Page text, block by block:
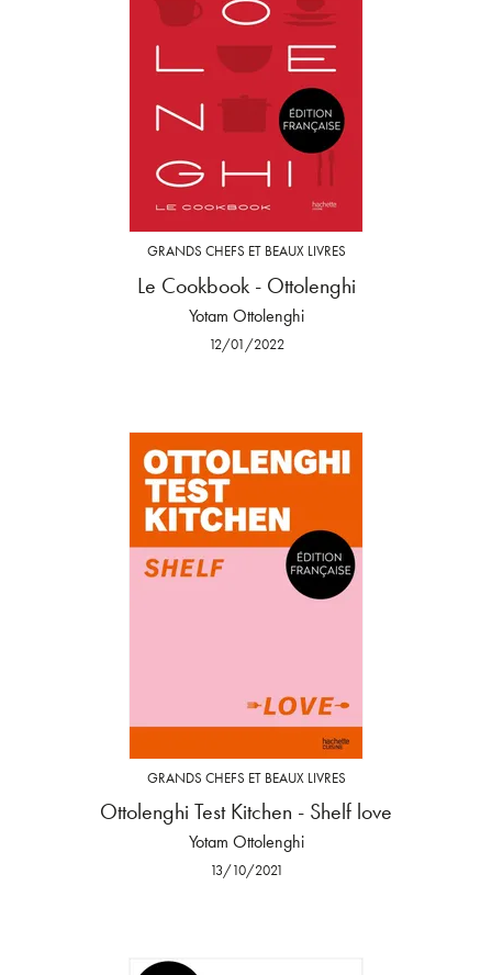
GRANDS CHEFS ET BEAUX LIVRES
Le Cookbook - Ottolenghi
Yotam Ottolenghi
12/01/2022
GRANDS CHEFS ET BEAUX LIVRES
Ottolenghi Test Kitchen - Shelf love
Yotam Ottolenghi
13/10/2021